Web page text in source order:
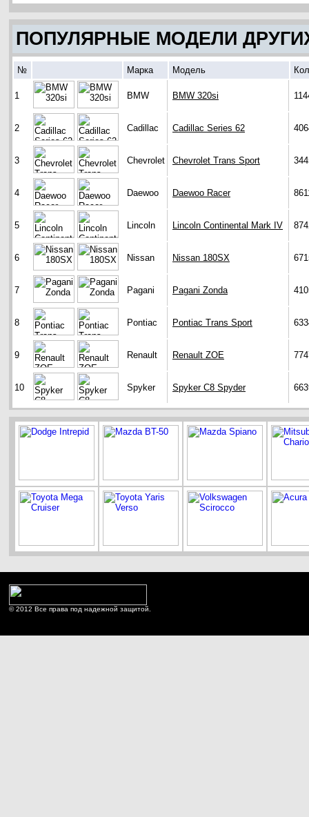
ПОПУЛЯРНЫЕ МОДЕЛИ
№ Марка Модель
1 BMW BMW 320si
2 Cadillac Cadillac Series 62
3 Chevrolet Chevrolet Trans Sport
4 Daewoo Daewoo Racer
5 Lincoln Lincoln Continental Mark IV
6 Nissan Nissan 180SX
7 Pagani Pagani Zonda
8 Pontiac Pontiac Trans Sport
9 Renault Renault ZOE
10 Spyker Spyker C8 Spyder
© 2012 Все права под надежной защитой.